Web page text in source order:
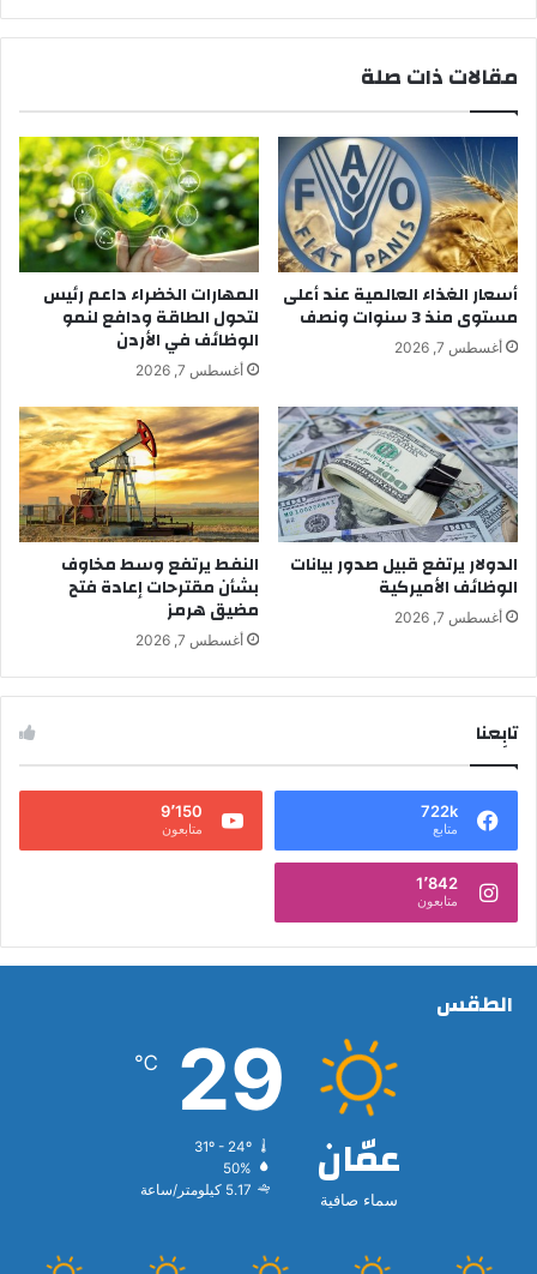
مقالات ذات صلة
أسعار الغذاء العالمية عند أعلى
مستوى منذ 3 سنوات ونصف
أغسطس 7, 2026
المهارات الخضراء داعم رئيس
لتحول الطاقة ودافع لنمو
الوظائف في الأردن
أغسطس 7, 2026
الدولار يرتفع قبيل صدور بيانات
الوظائف الأميركية
أغسطس 7, 2026
النفط يرتفع وسط مخاوف
بشأن مقترحات إعادة فتح
مضيق هرمز
أغسطس 7, 2026
تابِعنا
722k
متابع
9٬150
متابعون
1٬842
متابعون
الطقس
عمّان
سماء صافية
29
℃
31º - 24º
50%
5.17 كيلومتر/ساعة